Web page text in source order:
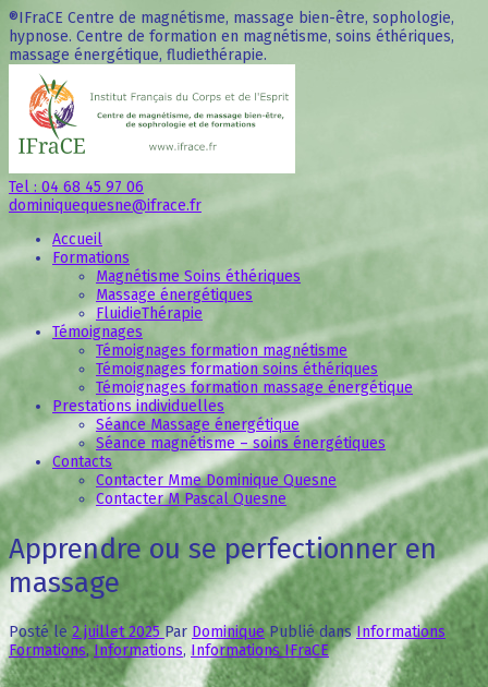
®IFraCE Centre de magnétisme, massage bien-être, sophologie,
hypnose. Centre de formation en magnétisme, soins éthériques,
massage énergétique, fludiethérapie.
Tel : 04 68 45 97 06
dominiquequesne@ifrace.fr
Accueil
Formations
Magnétisme Soins éthériques
Massage énergétiques
FluidieThérapie
Témoignages
Témoignages formation magnétisme
Témoignages formation soins éthériques
Témoignages formation massage énergétique
Prestations individuelles
Séance Massage énergétique
Séance magnétisme – soins énergétiques
Contacts
Contacter Mme Dominique Quesne
Contacter M Pascal Quesne
Apprendre ou se perfectionner en
massage
Posté le 2 juillet 2025 Par Dominique Publié dansInformations
Formations,Informations, Informations IFraCE